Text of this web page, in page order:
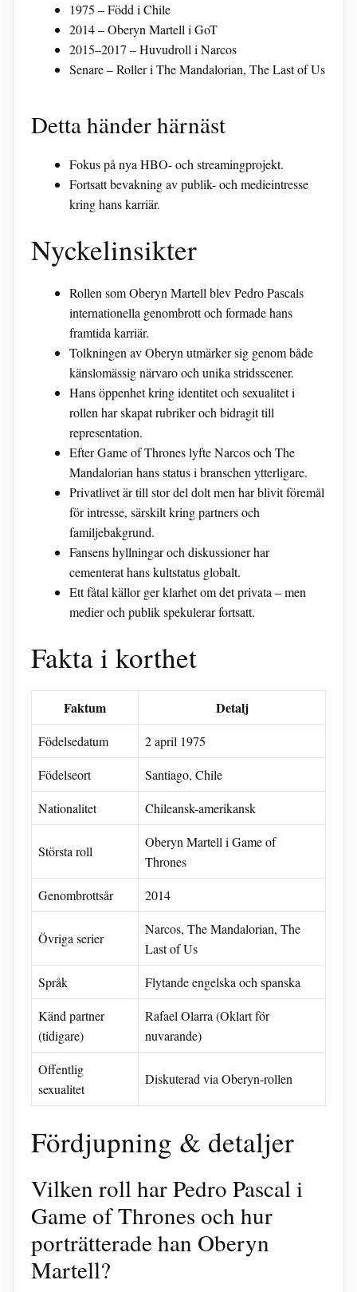
1975 – Född i Chile
2014 – Oberyn Martell i GoT
2015–2017 – Huvudroll i Narcos
Senare – Roller i The Mandalorian, The Last of Us
Detta händer härnäst
Fokus på nya HBO- och streamingprojekt.
Fortsatt bevakning av publik- och medieintresse
kring hans karriär.
Nyckelinsikter
Rollen som Oberyn Martell blev Pedro Pascals
internationella genombrott och formade hans
framtida karriär.
Tolkningen av Oberyn utmärker sig genom både
känslomässig närvaro och unika stridsscener.
Hans öppenhet kring identitet och sexualitet i
rollen har skapat rubriker och bidragit till
representation.
Efter Game of Thrones lyfte Narcos och The
Mandalorian hans status i branschen ytterligare.
Privatlivet är till stor del dolt men har blivit föremål
för intresse, särskilt kring partners och
familjebakgrund.
Fansens hyllningar och diskussioner har
cementerat hans kultstatus globalt.
Ett fåtal källor ger klarhet om det privata – men
medier och publik spekulerar fortsatt.
Fakta i korthet
Faktum Detalj
Födelsedatum
2 april 1975
Födelseort
Santiago, Chile
Nationalitet
Chileansk-amerikansk
Största roll
Oberyn Martell i Game of
Thrones
Genombrottsår
2014
Övriga serier
Narcos, The Mandalorian, The
Last of Us
Språk
Flytande engelska och spanska
Känd partner
(tidigare)
Rafael Olarra (Oklart för
nuvarande)
Offentlig
sexualitet
Diskuterad via Oberyn-rollen
Fördjupning & detaljer
Vilken roll har Pedro Pascal i
Game of Thrones och hur
porträtterade han Oberyn
Martell?